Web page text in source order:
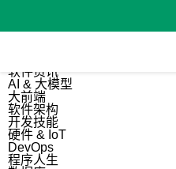
软件资讯
AI & 大模型
大前端
软件架构
开发技能
硬件 & IoT
DevOps
程序人生